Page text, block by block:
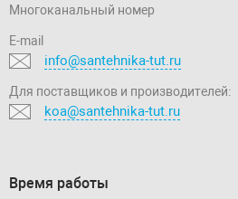
Многоканальный номер
E-mail
info@santehnika-tut.ru
Для поставщиков и производителей:
koa@santehnika-tut.ru
Время работы